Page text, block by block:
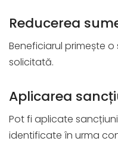
Reducerea
Beneficiarul primește
solicitată.
Aplicarea
Pot fi aplicate
identificate în urma